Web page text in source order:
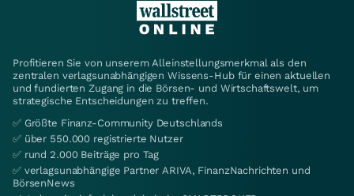
Profitieren Sie von unserem Alleinstellungsmerkmal als den
zentralen verlagsunabhängigen Wissens-Hub für einen aktuellen
und fundierten Zugang in die Börsen- und Wirtschaftswelt, um
strategische Entscheidungen zu treffen.
✅ Größte Finanz-Community Deutschlands
✅ über 550.000 registrierte Nutzer
✅ rund 2.000 Beiträge pro Tag
✅ verlagsunabhängige Partner ARIVA, FinanzNachrichten und
BörsenNews